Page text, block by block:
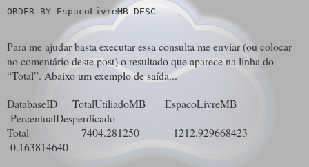
ORDER BY EspacoLivreMB DESC
Para me ajudar basta executar essa consulta me enviar (ou colocar
no comentário deste post) o resultado que aparece na linha do
“Total”. Abaixo um exemplo de saída...
DatabaseID TotalUtiliadoMB EspacoLivreMB
PercentualDesperdicado
Total 7404.281250 1212.929668423
0.163814640